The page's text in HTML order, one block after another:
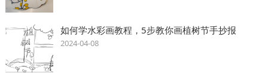
如何学水彩画教程，5步教你画植树节手抄报
2024-04-08